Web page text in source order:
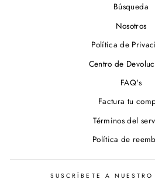
Búsqueda
Nosotros
Política de
Centro de
FAQ's
Factura tu
Términos del
Política de
SUSCRÍBETE A NUESTRO